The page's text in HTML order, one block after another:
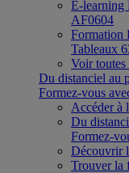
E-learning
AF0604
Formation
Tableaux
Voir toutes
Du distanciel au
Formez-vous
Accéder à
Du
Formez-
Découvrir
Trouver la